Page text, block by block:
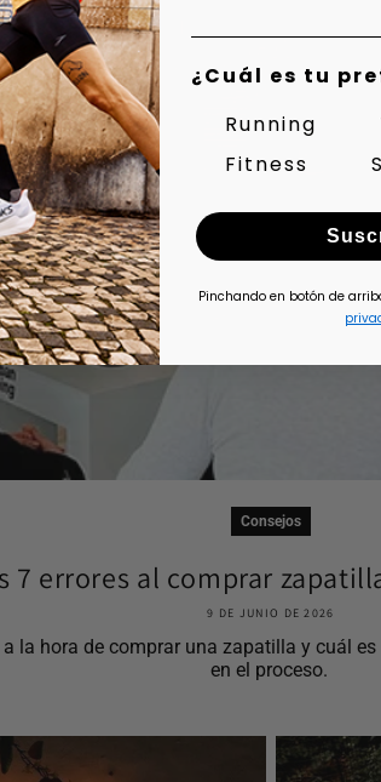
Consejos
7 errores al comprar
9 DE JUNIO DE 2026
la hora de comprar una zapatilla y cuál
en el proceso.
¿Cuál es tu
Running
Fitness
Pinchando en botón de